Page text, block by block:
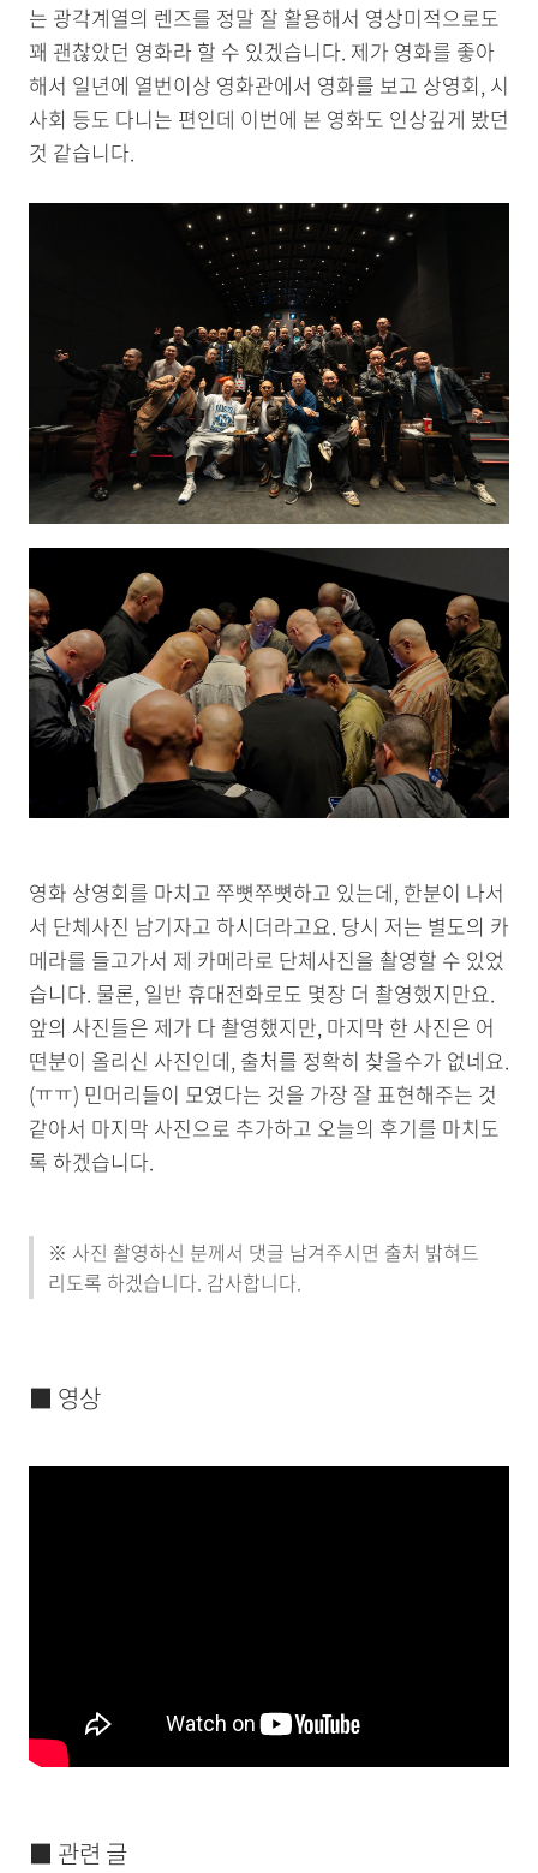
는 광각계열의 렌즈를 정말 잘 활용해서 영상미적으로도
꽤 괜찮았던 영화라 할 수 있겠습니다. 제가 영화를 좋아
해서 일년에 열번이상 영화관에서 영화를 보고 상영회, 시
사회 등도 다니는 편인데 이번에 본 영화도 인상깊게 봤던
것 같습니다.
영화 상영회를 마치고 쭈뼛쭈뼛하고 있는데, 한분이 나서
서 단체사진 남기자고 하시더라고요. 당시 저는 별도의 카
메라를 들고가서 제 카메라로 단체사진을 촬영할 수 있었
습니다. 물론, 일반 휴대전화로도 몇장 더 촬영했지만요.
앞의 사진들은 제가 다 촬영했지만, 마지막 한 사진은 어
떤분이 올리신 사진인데, 출처를 정확히 찾을수가 없네요.
(ㅠㅠ) 민머리들이 모였다는 것을 가장 잘 표현해주는 것
같아서 마지막 사진으로 추가하고 오늘의 후기를 마치도
록 하겠습니다.
※ 사진 촬영하신 분께서 댓글 남겨주시면 출처 밝혀드
리도록 하겠습니다. 감사합니다.
■ 영상
■ 관련 글